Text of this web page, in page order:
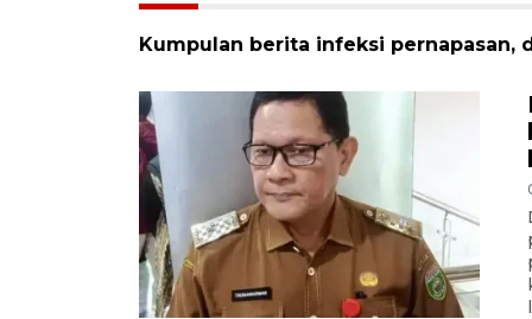
Kumpulan berita infeksi pernapasan,